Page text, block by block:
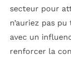
secteur pour
n’auriez pas
avec un
renforcer la